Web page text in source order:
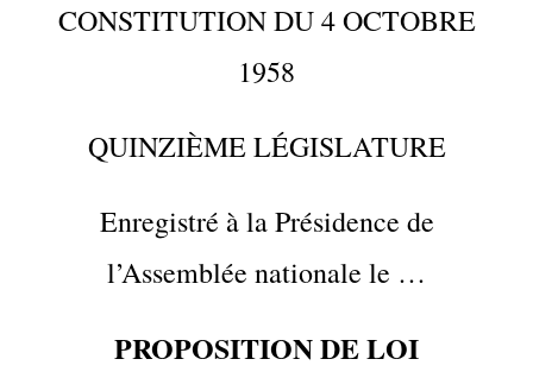
CONSTITUTION DU 4 OCTOBRE
1958
QUINZIÈME LÉGISLATURE
Enregistré à la Présidence de
l’Assemblée nationale le …
PROPOSITION DE LOI